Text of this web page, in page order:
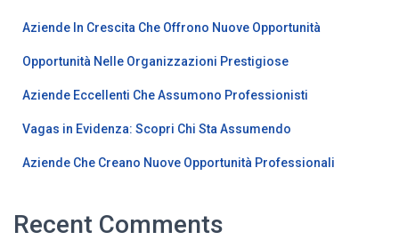
Aziende In Crescita Che Offrono Nuove Opportunità
Opportunità Nelle Organizzazioni Prestigiose
Aziende Eccellenti Che Assumono Professionisti
Vagas in Evidenza: Scopri Chi Sta Assumendo
Aziende Che Creano Nuove Opportunità Professionali
Recent Comments